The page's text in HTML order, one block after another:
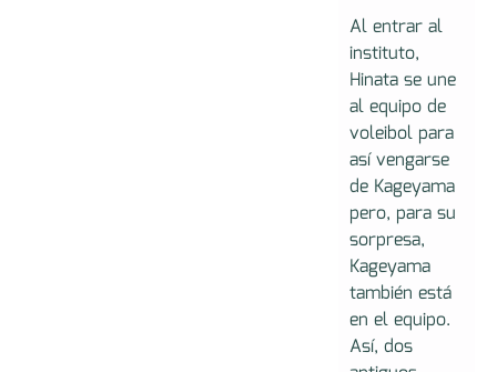
Al entrar al
instituto,
Hinata se une
al equipo de
voleibol para
así vengarse
de Kageyama
pero, para su
sorpresa,
Kageyama
también está
en el equipo.
Así, dos